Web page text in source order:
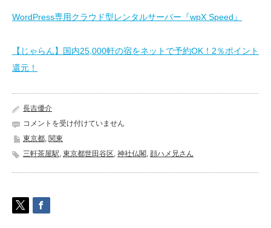
WordPress専用クラウド型レンタルサーバー『wpX Speed』
【じゃらん】国内25,000軒の宿をネットで予約OK！2％ポイント
還元！
長吉優介
太
子
八
《東
京
コメントを受け付けていません
東京都, 関東
三軒茶屋駅, 東京都世田谷区, 神社仏閣, 顔ハメ兄さん